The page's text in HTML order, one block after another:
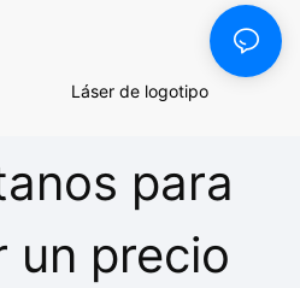
Láser de logotipo
para
un precio